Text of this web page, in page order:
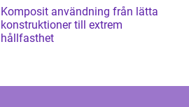
Komposit användning från lätta
konstruktioner till extrem
hållfasthet